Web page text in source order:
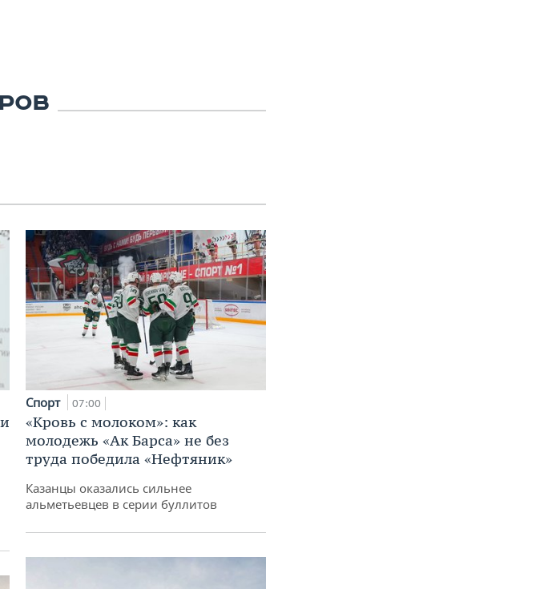
Спорт 07:00
«Кровь с молоком»: как
молодежь «Ак Барса» не без
труда победила «Нефтяник»
Казанцы оказались сильнее
альметьевцев в серии буллитов